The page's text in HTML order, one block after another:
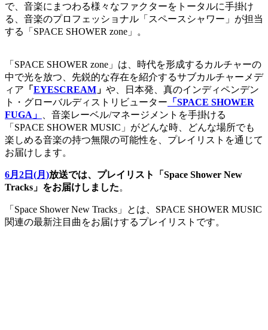
で、音楽にまつわる様々なファクターをトータルに手掛け
る、音楽のプロフェッショナル「スペースシャワー」が担当
する「SPACE SHOWER zone」。
「SPACE SHOWER zone」は、時代を形成するカルチャーの
中で光を放つ、先鋭的な存在を紹介するサブカルチャーメデ
ィア 「 EYESCREAM 」 や、日本発、真のインディペンデン
ト・グローバルディストリビューター 「SPACE SHOWER
FUGA」
、音楽レーベル/マネージメントを手掛ける
「SPACE SHOWER MUSIC」がどんな時、どんな場所でも
楽しめる音楽の持つ無限の可能性を、プレイリストを通じて
お届けします。
6月2日(月)放送では、プレイリスト「Space Shower New
Tracks」をお届けしました。
「Space Shower New Tracks」とは、SPACE SHOWER MUSIC
関連の最新注目曲をお届けするプレイリストです。